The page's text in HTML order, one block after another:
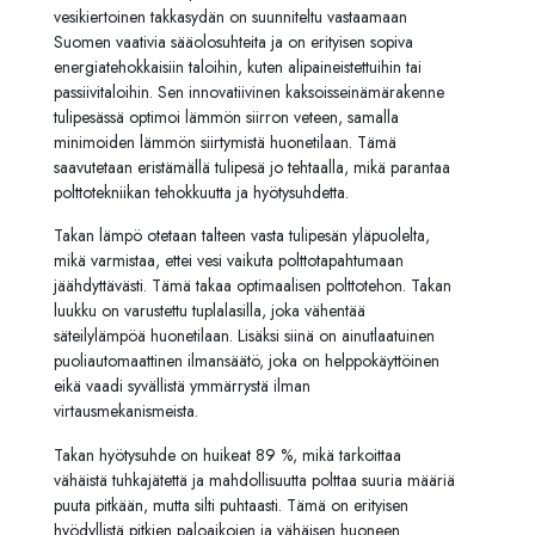
vesikiertoinen takkasydän on suunniteltu vastaamaan
Suomen vaativia sääolosuhteita ja on erityisen sopiva
energiatehokkaisiin taloihin, kuten alipaineistettuihin tai
passiivitaloihin. Sen innovatiivinen kaksoisseinämärakenne
tulipesässä optimoi lämmön siirron veteen, samalla
minimoiden lämmön siirtymistä huonetilaan. Tämä
saavutetaan eristämällä tulipesä jo tehtaalla, mikä parantaa
polttotekniikan tehokkuutta ja hyötysuhdetta.
Takan lämpö otetaan talteen vasta tulipesän yläpuolelta,
mikä varmistaa, ettei vesi vaikuta polttotapahtumaan
jäähdyttävästi. Tämä takaa optimaalisen polttotehon. Takan
luukku on varustettu tuplalasilla, joka vähentää
säteilylämpöä huonetilaan. Lisäksi siinä on ainutlaatuinen
puoliautomaattinen ilmansäätö, joka on helppokäyttöinen
eikä vaadi syvällistä ymmärrystä ilman
virtausmekanismeista.
Takan hyötysuhde on huikeat 89 %, mikä tarkoittaa
vähäistä tuhkajätettä ja mahdollisuutta polttaa suuria määriä
puuta pitkään, mutta silti puhtaasti. Tämä on erityisen
hyödyllistä pitkien paloaikojen ja vähäisen huoneen